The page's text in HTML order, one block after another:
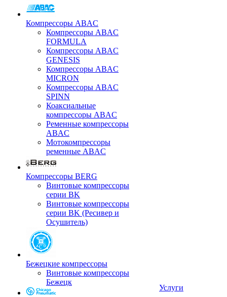
Компрессоры ABAC
Компрессоры ABAC
FORMULA
Компрессоры ABAC
GENESIS
Компрессоры ABAC
MICRON
Компрессоры ABAC
SPINN
Коаксиальные
компрессоры ABAC
Ременные компрессоры
ABAC
Мотокомпрессоры
ременные ABAC
Компрессоры BERG
Винтовые компрессоры
серии BK
Винтовые компрессоры
серии BK (Ресивер и
Осушитель)
Бежецкие компрессоры
Винтовые компрессоры
Бежецк
Услуги